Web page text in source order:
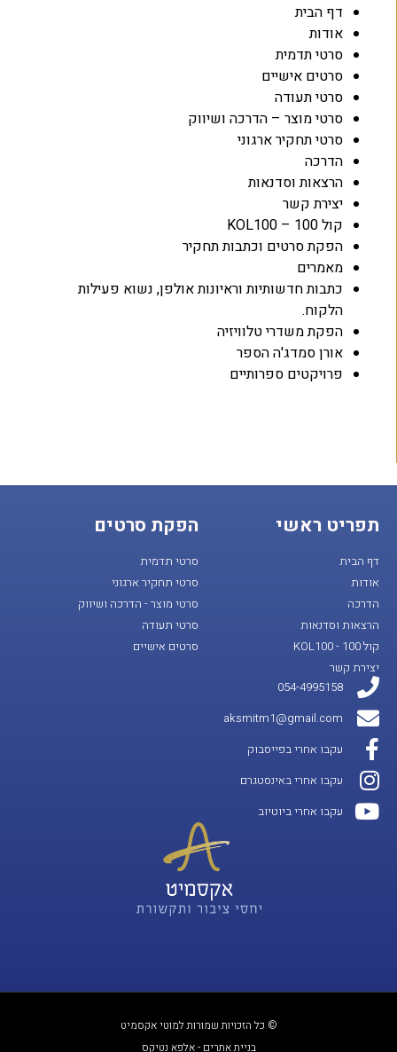
דף הבית
אודות
סרטי תדמית
סרטים אישיים
סרטי תעודה
סרטי מוצר – הדרכה ושיווק
סרטי תחקיר ארגוני
הדרכה
הרצאות וסדנאות
יצירת קשר
קול 100 – KOL100
הפקת סרטים וכתבות תחקיר
מאמרים
כתבות חדשותיות וראיונות אולפן, נשוא פעילות
הלקוח.
הפקת משדרי טלוויזיה
אורן סמדג'ה הספר
פרויקטים ספרותיים
תפריט ראשי
דף הבית
אודות
הדרכה
הרצאות וסדנאות
קול 100 - KOL100
יצירת קשר
הפקת סרטים
סרטי תדמית
סרטי תחקיר ארגוני
סרטי מוצר - הדרכה ושיווק
סרטי תעודה
סרטים אישיים
054-4995158
aksmitm1@gmail.com
עקבו אחרי בפייסבוק
עקבו אחרי באינסטגרם
עקבו אחרי ביוטיוב
© כל הזכויות שמורות למוטי אקסמיט
בניית אתרים - אלפא נטיקס